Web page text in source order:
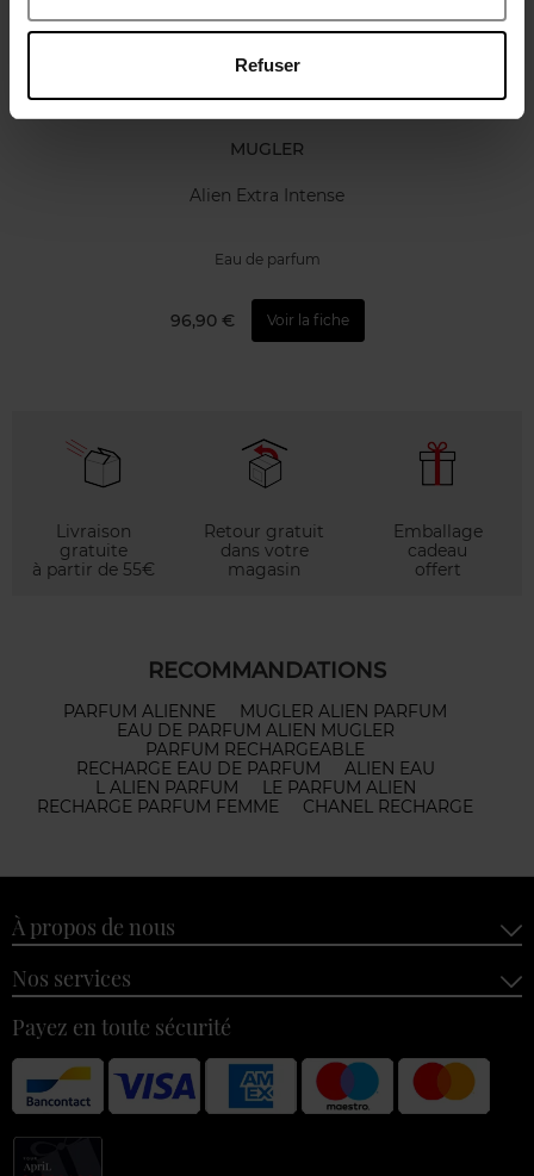
Refuser
MUGLER
Alien Extra Intense
Eau de parfum
96,90 € Voir la fiche
Livraison
gratuite
à partir de 55€
Retour gratuit
dans votre
magasin
Emballage
cadeau
offert
RECOMMANDATIONS
PARFUM ALIENNE
MUGLER ALIEN PARFUM
EAU DE PARFUM ALIEN MUGLER
PARFUM RECHARGEABLE
RECHARGE EAU DE PARFUM
ALIEN EAU
L ALIEN PARFUM
LE PARFUM ALIEN
RECHARGE PARFUM FEMME
CHANEL RECHARGE
À propos de nous
Nos services
Payez en toute sécurité